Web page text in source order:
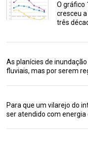
O gráfico
cresceu
três
As planícies de
fluviais, mas por serem
Para que um vilarejo do
ser atendido com